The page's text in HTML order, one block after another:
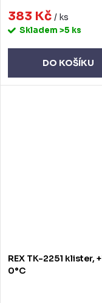
383 Kč / ks
Skladem >5 ks
DO KOŠÍKU
REX TK-2251 klister,
0°C